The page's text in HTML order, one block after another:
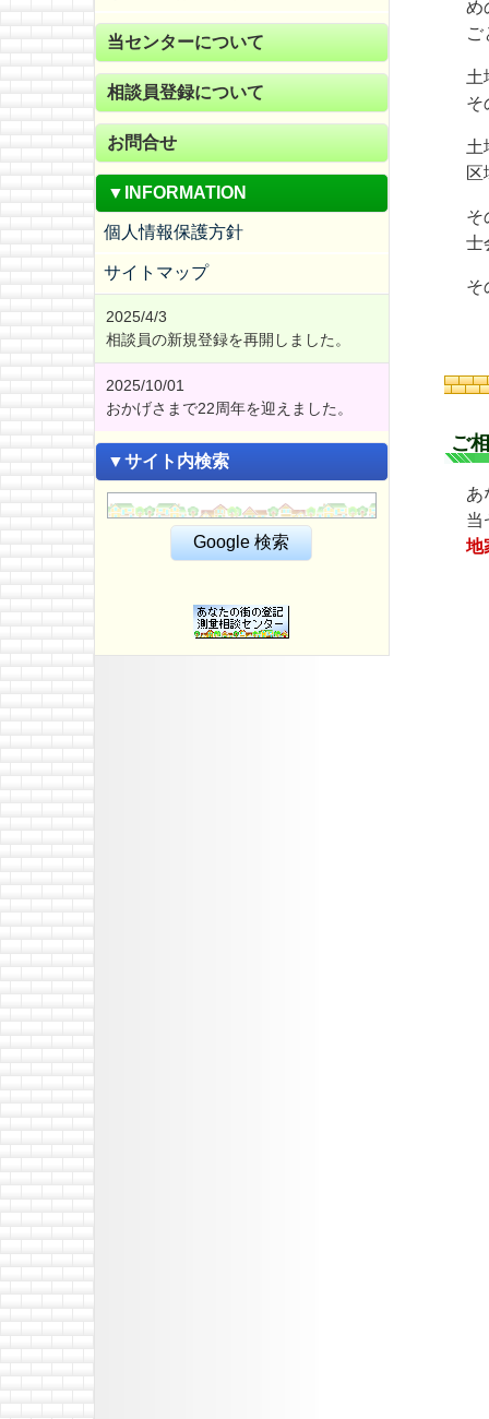
当センターについて
相談員登録について
お問合せ
▼INFORMATION
個人情報保護方針
サイトマップ
2025/4/3
相談員の新規登録を再開しました。
2025/10/01
おかげさまで22周年を迎えました。
▼サイト内検索
め
ご
土
そ
土
区
そ
士
そ
ご
あ
当
地